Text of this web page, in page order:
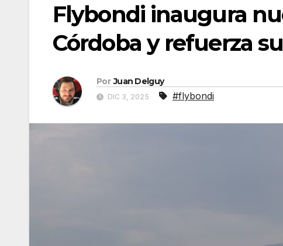
Flybondi inaugura
Córdoba y refuerza
Por Juan Delguy
DIC 3, 2025 #flybondi